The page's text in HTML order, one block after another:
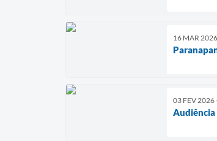
16 MAR
03 FEV 2026
Audiência